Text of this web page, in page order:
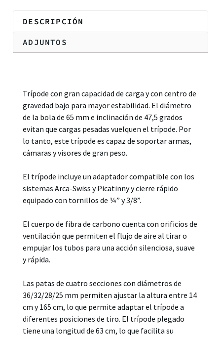
DESCRIPCIÓN
ADJUNTOS
Trípode con gran capacidad de carga y con centro de
gravedad bajo para mayor estabilidad. El diámetro
de la bola de 65 mm e inclinación de 47,5 grados
evitan que cargas pesadas vuelquen el trípode. Por
lo tanto, este trípode es capaz de soportar armas,
cámaras y visores de gran peso.
El trípode incluye un adaptador compatible con los
sistemas Arca-Swiss y Picatinny y cierre rápido
equipado con tornillos de ¼” y 3/8”.
El cuerpo de fibra de carbono cuenta con orificios de
ventilación que permiten el flujo de aire al tirar o
empujar los tubos para una acción silenciosa, suave
y rápida.
Las patas de cuatro secciones con diámetros de
36/32/28/25 mm permiten ajustar la altura entre 14
cm y 165 cm, lo que permite adaptar el trípode a
diferentes posiciones de tiro. El trípode plegado
tiene una longitud de 63 cm, lo que facilita su